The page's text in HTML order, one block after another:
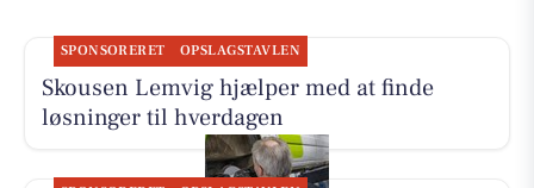
SPONSORERET OPSLAGSTAVLEN
Skousen Lemvig hjælper med at finde
løsninger til hverdagen